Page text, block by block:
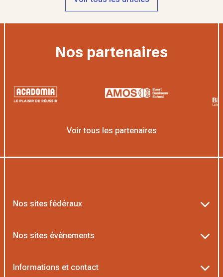
Nos partenaires
Voir tous les partenaires
Nos sites fédéraux
Nos sites événements
Informations et contact